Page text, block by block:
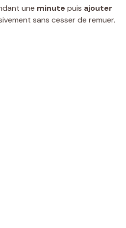
une minute puis ajouter
sans cesser de remuer.